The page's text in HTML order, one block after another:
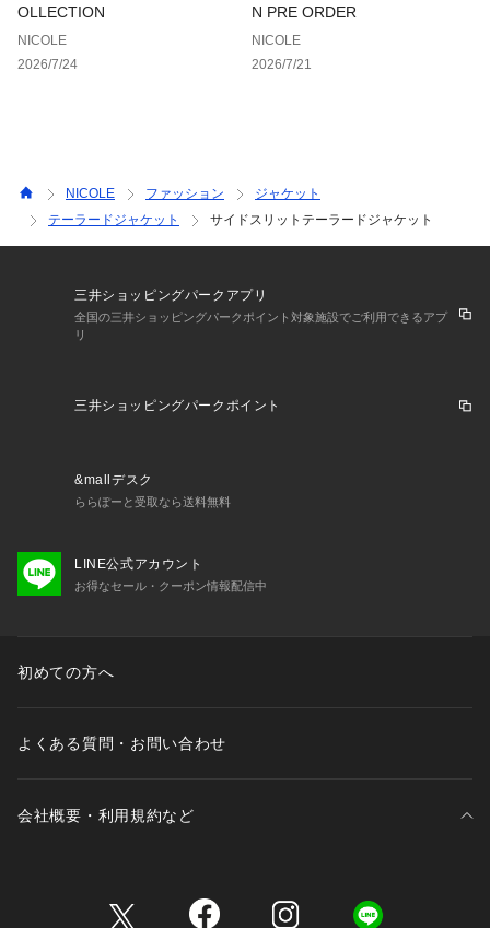
OLLECTION
NICOLE
2026/7/24
N PRE ORDER
NICOLE
2026/7/21
NICOLE ファッション
ジャケット
テーラードジャケット
サイドスリットテーラードジャケット
三井ショッピングパークアプリ
全国の三井ショッピングパークポイント対象施設でご利用できるアプ
リ
三井ショッピングパークポイント
&mallデスク
ららぽーと受取なら送料無料
LINE公式アカウント
お得なセール・クーポン情報配信中
初めての方へ
よくある質問・お問い合わせ
会社概要・利用規約など